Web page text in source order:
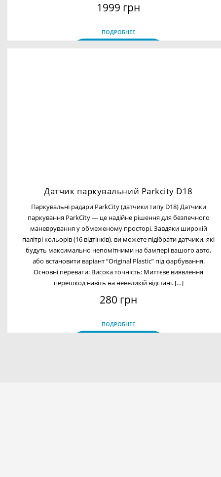
1999 грн
ПОДРОБНЕЕ
Датчик паркувальний Parkcity D18
Паркувальні радари ParkCity (датчики типу D18) Датчики
паркування ParkCity — це надійне рішення для безпечного
маневрування у обмеженому просторі. Завдяки широкій
палітрі кольорів (16 відтінків), ви можете підібрати датчики, які
будуть максимально непомітними на бампері вашого авто,
або встановити варіант “Original Plastic” під фарбування.
Основні переваги: Висока точність: Миттєве виявлення
перешкод навіть на невеликій відстані. […]
280 грн
ПОДРОБНЕЕ